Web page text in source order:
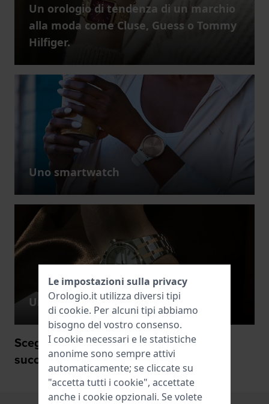
Un orologio di tendenza di un marchio
alla moda come Cluse, Guess o Tommy
Hilfiger.
Uno smartwatch
Un orologio con diamanti
Scegliere il colore preferito nella fase
successiva
Le impostazioni sulla privacy
Orologio.it utilizza diversi tipi
di cookie. Per alcuni tipi abbiamo
bisogno del vostro consenso.
I cookie necessari e le statistiche
anonime sono sempre attivi
automaticamente; se cliccate su
"accetta tutti i cookie", accettate
anche i cookie opzionali. Se volete